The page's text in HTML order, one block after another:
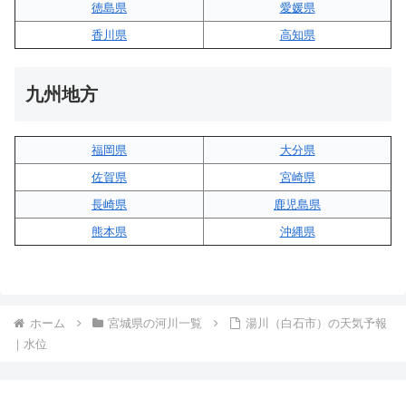
徳島県
愛媛県
香川県
高知県
九州地方
福岡県
大分県
佐賀県
宮崎県
長崎県
鹿児島県
熊本県
沖縄県
ホーム 宮城県の河川一覧
湯川（白石市）の天気予報
｜水位